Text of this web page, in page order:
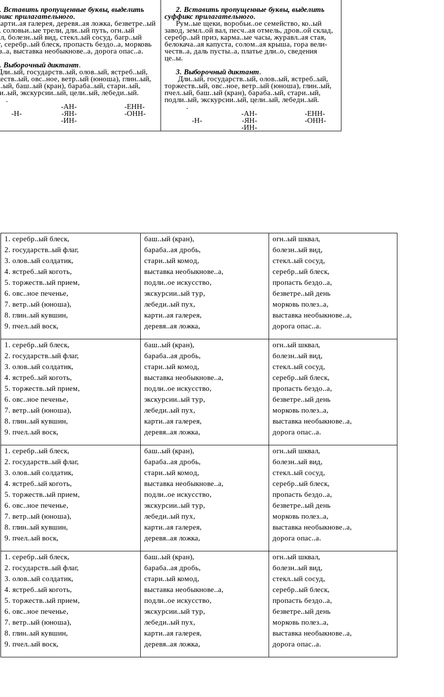
Вставить пропущенные буквы, выделить
прилагательного.
галерея, деревя..ая ложка, безветре..ый
соловьи..ые трели, дли..ый путь, огн..ый
болезн..ый вид, стекл..ый сосуд, багр..ый
серебр..ый блеск, пропасть бездо..а, морковь
выставка необыкнове..а, дорога опас..а.
Выборочный диктант.
государств..ый, олов..ый, ястреб..ый,
овс..ное, ветр..ый (юноша), глин..ый,
баш..ый (кран), бараба..ый, стари..ый,
экскурсии..ый, цели..ый, лебеди..ый.
АН- -ЕНН-
Н- -ЯН- -ОНН-
ИН-
2. Вставить пропущенные буквы, выделить
суффикс прилагательного.
Рум..ые щеки, воробьи..ое семейство, ко..ый
завод, земл..ой вал, песч..ая отмель, дров..ой склад,
серебр..ый приз, карма..ые часы, журавл..ая стая,
белокача..ая капуста, солом..ая крыша, гора вели-
честв..а, даль пусты..а, платье дли..о, сведения
це..ы.
3. Выборочный диктант.
Дли..ый, государств..ый, олов..ый, ястреб..ый,
торжеств..ый, овс..ное, ветр..ый (юноша), глин..ый,
пчел..ый, баш..ый (кран), бараба..ый, стари..ый,
подли..ый, экскурсии..ый, цели..ый, лебеди..ый.
.
-АН- -ЕНН-
-Н- -ЯН- -ОНН-
-ИН-
1. серебр..ый блеск,
2. государств..ый флаг,
3. олов..ый солдатик,
4. ястреб..ый коготь,
5. торжеств..ый прием,
6. овс..ное печенье,
7. ветр..ый (юноша),
8. глин..ый кувшин,
9. пчел..ый воск,
баш..ый (кран),
бараба..ая дробь,
стари..ый комод,
выставка необыкнове..а,
подли..ое искусство,
экскурсии..ый тур,
лебеди..ый пух,
карти..ая галерея,
деревя..ая ложка,
огн..ый шквал,
болезн..ый вид,
стекл..ый сосуд,
серебр..ый блеск,
пропасть бездо..а,
безветре..ый день
морковь полез..а,
выставка необыкнове..а,
дорога опас..а.
1. серебр..ый блеск,
2. государств..ый флаг,
3. олов..ый солдатик,
4. ястреб..ый коготь,
5. торжеств..ый прием,
6. овс..ное печенье,
7. ветр..ый (юноша),
8. глин..ый кувшин,
9. пчел..ый воск,
баш..ый (кран),
бараба..ая дробь,
стари..ый комод,
выставка необыкнове..а,
подли..ое искусство,
экскурсии..ый тур,
лебеди..ый пух,
карти..ая галерея,
деревя..ая ложка,
огн..ый шквал,
болезн..ый вид,
стекл..ый сосуд,
серебр..ый блеск,
пропасть бездо..а,
безветре..ый день
морковь полез..а,
выставка необыкнове..а,
дорога опас..а.
1. серебр..ый блеск,
2. государств..ый флаг,
3. олов..ый солдатик,
4. ястреб..ый коготь,
5. торжеств..ый прием,
6. овс..ное печенье,
7. ветр..ый (юноша),
8. глин..ый кувшин,
9. пчел..ый воск,
баш..ый (кран),
бараба..ая дробь,
стари..ый комод,
выставка необыкнове..а,
подли..ое искусство,
экскурсии..ый тур,
лебеди..ый пух,
карти..ая галерея,
деревя..ая ложка,
огн..ый шквал,
болезн..ый вид,
стекл..ый сосуд,
серебр..ый блеск,
пропасть бездо..а,
безветре..ый день
морковь полез..а,
выставка необыкнове..а,
дорога опас..а.
1. серебр..ый блеск,
2. государств..ый флаг,
3. олов..ый солдатик,
4. ястреб..ый коготь,
5. торжеств..ый прием,
6. овс..ное печенье,
7. ветр..ый (юноша),
8. глин..ый кувшин,
9. пчел..ый воск,
баш..ый (кран),
бараба..ая дробь,
стари..ый комод,
выставка необыкнове..а,
подли..ое искусство,
экскурсии..ый тур,
лебеди..ый пух,
карти..ая галерея,
деревя..ая ложка,
огн..ый шквал,
болезн..ый вид,
стекл..ый сосуд,
серебр..ый блеск,
пропасть бездо..а,
безветре..ый день
морковь полез..а,
выставка необыкнове..а,
дорога опас..а.